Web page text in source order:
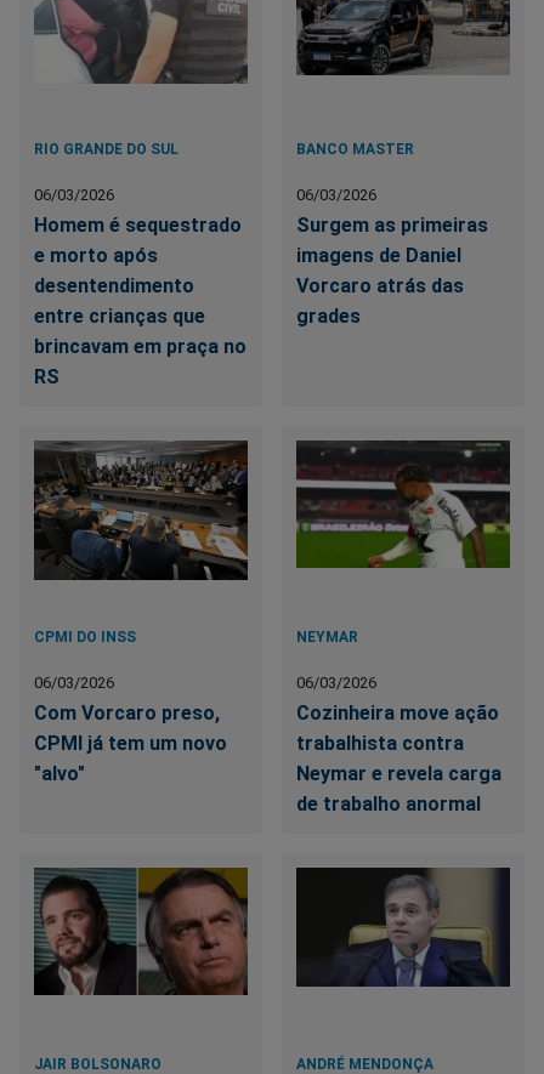
RIO GRANDE DO SUL
06/03/2026
Homem é sequestrado
e morto após
desentendimento
entre crianças que
brincavam em praça no
RS
BANCO MASTER
06/03/2026
Surgem as primeiras
imagens de Daniel
Vorcaro atrás das
grades
CPMI DO INSS
06/03/2026
Com Vorcaro preso,
CPMI já tem um novo
"alvo"
NEYMAR
06/03/2026
Cozinheira move ação
trabalhista contra
Neymar e revela carga
de trabalho anormal
JAIR BOLSONARO ANDRÉ MENDONÇA